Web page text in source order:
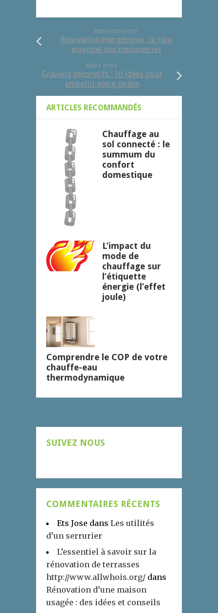
PREVIOUS POST
Rénovation énergétique : le rôle
essentiel des menuiseries
NEXT POST
Graviers décoratifs : 10 idées pour
embellir votre jardin
ARTICLES RECOMMANDÉS
Chauffage au
sol connecté : le
summum du
confort
domestique
L’impact du
mode de
chauffage sur
l’étiquette
énergie (l’effet
joule)
Comprendre le COP de votre
chauffe-eau
thermodynamique
SUIVEZ NOUS
COMMENTAIRES RÉCENTS
Ets Jose dans Les utilités
d’un serrurier
L’essentiel à savoir sur la
rénovation de terrasses
http://www.allwhois.org/ dans
Rénovation d’une maison
usagée : des idées et conseils